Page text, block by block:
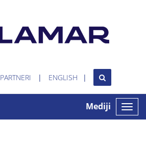
PARTNERI ENGLISH
Toggle
Mediji